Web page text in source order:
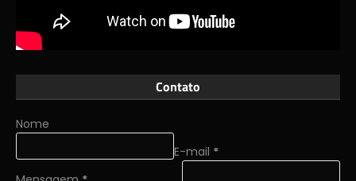
Contato
Nome
E-mail *